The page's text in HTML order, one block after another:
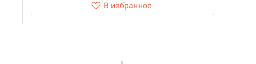
В избранное